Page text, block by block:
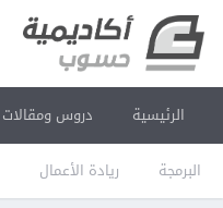
الرئيسية دروس ومقالات
البرمجة ريادة الأعمال